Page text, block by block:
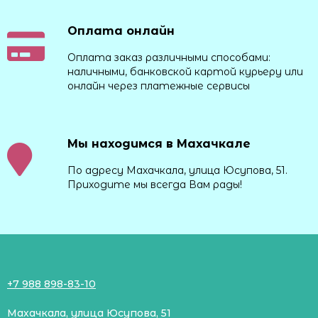
Оплата онлайн
Оплата заказ различными способами:
наличными, банковской картой курьеру или
онлайн через платежные сервисы
Мы находимся в Махачкале
По адресу Махачкала, улица Юсупова, 51.
Приходите мы всегда Вам рады!
+7 988 898-83-10
Махачкала, улица Юсупова, 51